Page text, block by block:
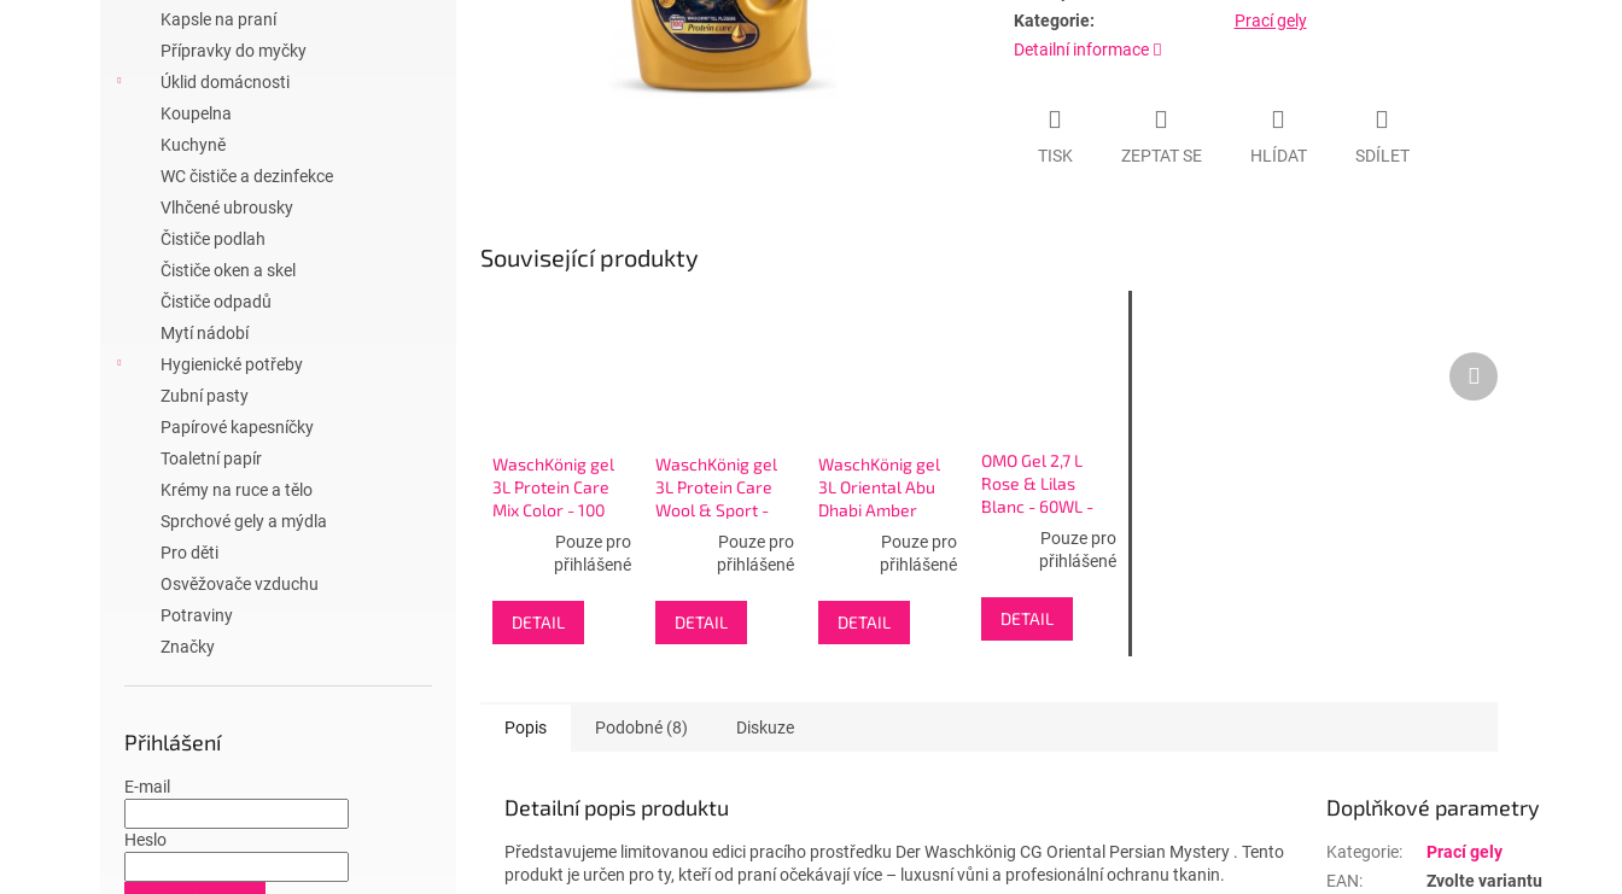
Kapsle na praní
Přípravky do myčky
Úklid domácnosti
Koupelna
Kuchyně
WC čističe a dezinfekce
Vlhčené ubrousky
Čističe podlah
Čističe oken a skel
Čističe odpadů
Mytí nádobí
Hygienické potřeby
Zubní pasty
Papírové kapesníčky
Toaletní papír
Krémy na ruce a tělo
Sprchové gely a mýdla
Pro děti
Osvěžovače vzduchu
Potraviny
Značky
Přihlášení
E-mail
Heslo
Kategorie:
Prací gely
Detailní informace
TISK ZEPTAT SE HLÍDAT SDÍLET
Související produkty
WaschKönig gel
3L Protein Care
Mix Color - 100
Pouze pro
přihlášené
DETAIL
WaschKönig gel
3L Protein Care
Wool & Sport -
Pouze pro
přihlášené
DETAIL
WaschKönig gel
3L Oriental Abu
Dhabi Amber
Universal - 100Pouze pro
přihlášené
DETAIL
OMO Gel 2,7 L
Rose & Lilas
Blanc - 60WL -
červenýPouze pro
přihlášené
DETAIL
Další
produkt
Popis Podobné (8) Diskuze
Detailní popis produktu
Představujeme limitovanou edici pracího prostředku Der Waschkönig CG Oriental Persian Mystery . Tento
produkt je určen pro ty, kteří od praní očekávají více – luxusní vůni a profesionální ochranu tkanin.
Doplňkové parametry
Kategorie:
Prací gely
EAN: Zvolte variantu